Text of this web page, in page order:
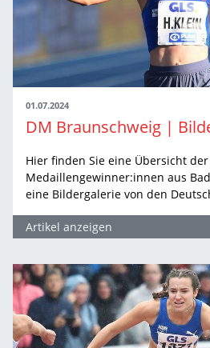
01.07.2024
Hier finden Sie eine Übersicht der
Medaillengewinner:innen aus
eine Bildergalerie von den
Artikel anzeigen